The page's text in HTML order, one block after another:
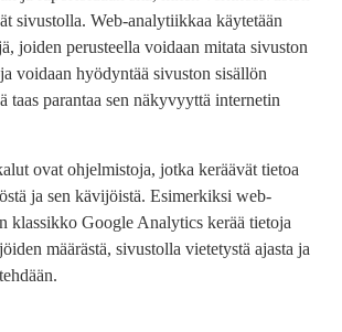
sivustolla. Web-analytiikkaa käytetään
joiden perusteella voidaan mitata sivuston
voidaan hyödyntää sivuston sisällön
taas parantaa sen näkyvyyttä internetin
ovat ohjelmistoja, jotka keräävät tietoa
ja sen kävijöistä. Esimerkiksi web-
klassikko Google Analytics kerää tietoja
määrästä, sivustolla vietetystä ajasta ja